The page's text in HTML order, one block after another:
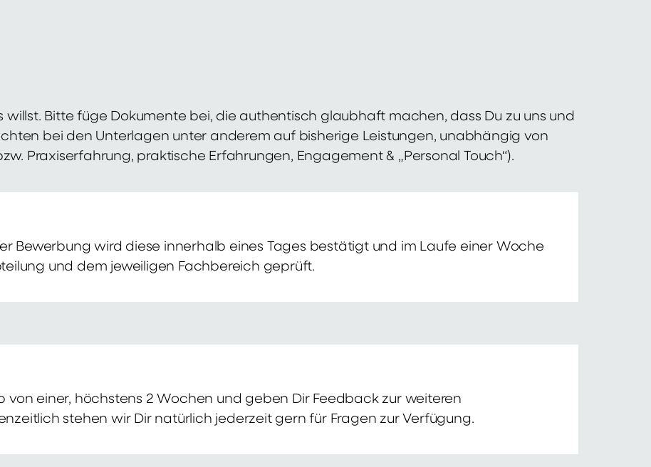
willst. Bitte füge Dokumente bei, die authentisch glaubhaft machen, dass Du zu uns und
bei den Unterlagen unter anderem auf bisherige Leistungen, unabhängig von
Praxiserfahrung, praktische Erfahrungen, Engagement & „Personal Touch“).
Bewerbung wird diese innerhalb eines Tages bestätigt und im Laufe einer Woche
und dem jeweiligen Fachbereich geprüft.
von einer, höchstens 2 Wochen und geben Dir Feedback zur weiteren
stehen wir Dir natürlich jederzeit gern für Fragen zur Verfügung.